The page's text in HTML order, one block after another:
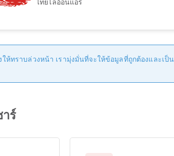
ไทยไลอ้อนแอร์
ห้ทราบล่วงหน้า เรามุ่งมั่นที่จะให้ข้อมูลที่ถูกต้องและเป็น
ร์